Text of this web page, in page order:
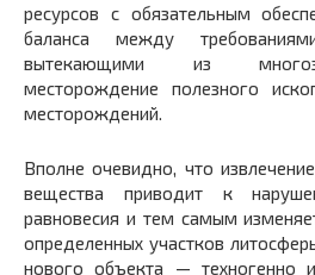
ресурсов с обязательным
баланса между
вытекающими из
месторождение полезного
месторождений.
Вполне очевидно, что
вещества приводит к
равновесия и тем самым
определенных участков
нового объекта — техногенно